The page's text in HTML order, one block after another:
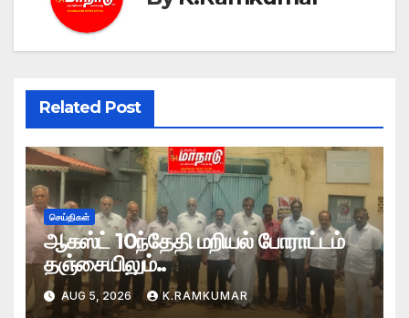
Related Post
செய்திகள்
ஆகஸ்ட் 10ந்தேதி மறியல் போராட்டம்
தஞ்சையிலும்..
AUG 5, 2026 K.RAMKUMAR